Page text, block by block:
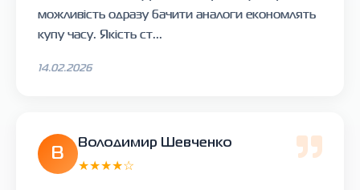
можливість одразу бачити аналоги економлять
купу часу. Якість ст...
14.02.2026
В
Володимир Шевченко
★★★★☆